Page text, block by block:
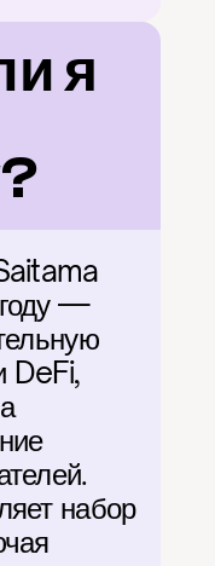
я
—
DeFi,
набор